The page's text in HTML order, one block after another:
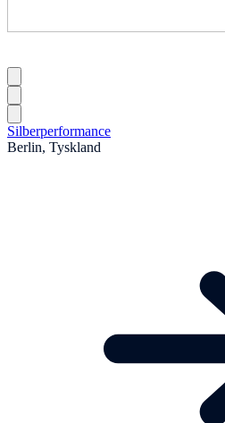
Silberperformance
Berlin, Tyskland